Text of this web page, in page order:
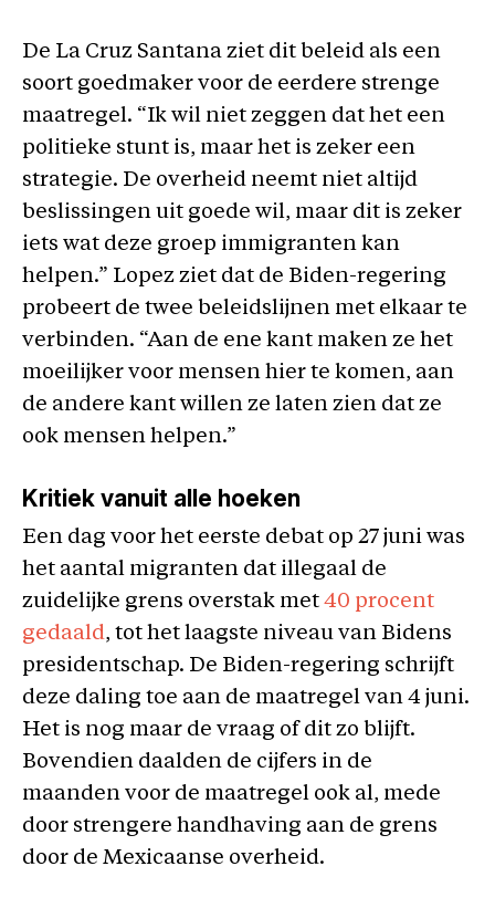
De La Cruz Santana ziet dit beleid als een
soort goedmaker voor de eerdere strenge
maatregel. “Ik wil niet zeggen dat het een
politieke stunt is, maar het is zeker een
strategie. De overheid neemt niet altijd
beslissingen uit goede wil, maar dit is zeker
iets wat deze groep immigranten kan
helpen.” Lopez ziet dat de Biden-regering
probeert de twee beleidslijnen met elkaar te
verbinden. “Aan de ene kant maken ze het
moeilijker voor mensen hier te komen, aan
de andere kant willen ze laten zien dat ze
ook mensen helpen.”
Kritiek vanuit alle hoeken
Een dag voor het eerste debat op 27 juni was
het aantal migranten dat illegaal de
zuidelijke grens overstak met 40 procent
gedaald, tot het laagste niveau van Bidens
presidentschap. De Biden-regering schrijft
deze daling toe aan de maatregel van 4 juni.
Het is nog maar de vraag of dit zo blijft.
Bovendien daalden de cijfers in de
maanden voor de maatregel ook al, mede
door strengere handhaving aan de grens
door de Mexicaanse overheid.